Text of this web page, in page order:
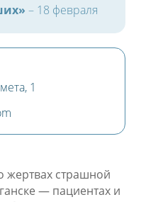
– 18 февраля
1
жертвах страшной
— пациентах и